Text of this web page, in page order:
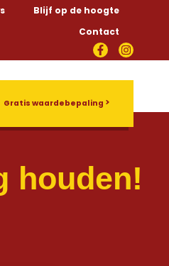
Blijf op de hoogte
Contact
Gratis waardebepaling
houden!